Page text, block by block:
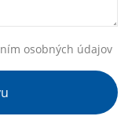
osobných údajov